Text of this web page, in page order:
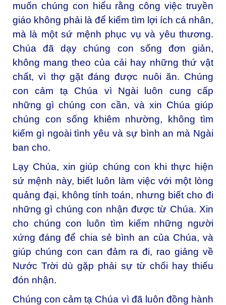
muốn chúng con hiểu rằng công việc truyền
giáo không phải là để kiếm tìm lợi ích cá nhân,
mà là một sứ mệnh phục vụ và yêu thương.
Chúa đã dạy chúng con sống đơn giản,
không mang theo của cải hay những thứ vật
chất, vì thợ gặt đáng được nuôi ăn. Chúng
con cảm tạ Chúa vì Ngài luôn cung cấp
những gì chúng con cần, và xin Chúa giúp
chúng con sống khiêm nhường, không tìm
kiếm gì ngoài tình yêu và sự bình an mà Ngài
ban cho.
Lạy Chúa, xin giúp chúng con khi thực hiện
sứ mệnh này, biết luôn làm việc với một lòng
quảng đại, không tính toán, nhưng biết cho đi
những gì chúng con nhận được từ Chúa. Xin
cho chúng con luôn tìm kiếm những người
xứng đáng để chia sẻ bình an của Chúa, và
giúp chúng con can đảm ra đi, rao giảng về
Nước Trời dù gặp phải sự từ chối hay thiếu
đón nhận.
Chúng con cảm tạ Chúa vì đã luôn đồng hành